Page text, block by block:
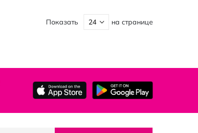
Показать
на странице